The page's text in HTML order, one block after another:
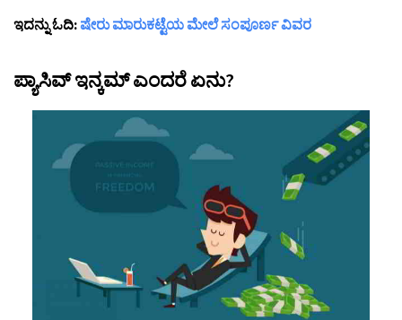
ಇದನ್ನು ಓದಿ: ಷೇರು ಮಾರುಕಟ್ಟೆಯ ಮೇಲೆ ಸಂಪೂರ್ಣ ವಿವರ
ಪ್ಯಾಸಿವ್ ಇನ್ಕಮ್ ಎಂದರೆ ಏನು?